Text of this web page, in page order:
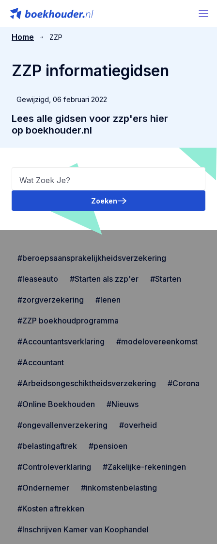
Home ZZP
ZZP informatiegidsen
Gewijzigd, 06 februari 2022
Lees alle gidsen voor zzp'ers hier
op boekhouder.nl
Zoeken
#beroepsaansprakelijkheidsverzekering
#leaseauto #Starten als zzp'er #Starten
#zorgverzekering #lenen
#ZZP boekhoudprogramma
#Accountantsverklaring #modelovereenkomst
#Accountant
#Arbeidsongeschiktheidsverzekering #Corona
#Online Boekhouden #Nieuws
#ongevallenverzekering #overheid
#belastingaftrek #pensioen
#Controleverklaring #Zakelijke-rekeningen
#Ondernemer #inkomstenbelasting
#Kosten aftrekken
#Inschrijven Kamer van Koophandel